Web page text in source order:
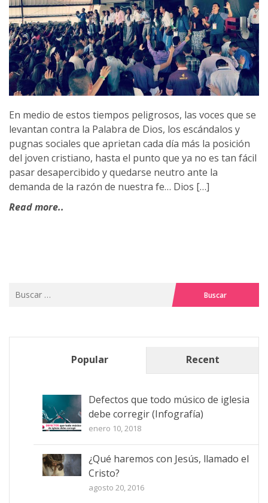
En medio de estos tiempos peligrosos, las voces que se
levantan contra la Palabra de Dios, los escándalos y
pugnas sociales que aprietan cada día más la posición
del joven cristiano, hasta el punto que ya no es tan fácil
pasar desapercibido y quedarse neutro ante la
demanda de la razón de nuestra fe… Dios […]
Read more..
Buscar:
Popular Recent
Defectos que todo músico de iglesia
debe corregir (Infografía)
enero 10, 2018
¿Qué haremos con Jesús, llamado el
Cristo?
agosto 20, 2016